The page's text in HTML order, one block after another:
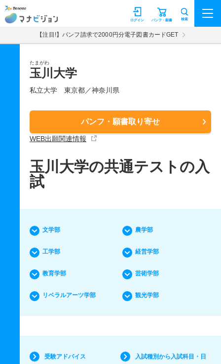
マナビジョン パンフ・願書
ログイン 検索
【注目!】パンフ請求で2000円分電子図書カードGET
たまがわ
玉川大学
私立大学 東京都／神奈川県
パンフ・願書取り寄せ
WEB出願関連情報
玉川大学の共通テストの入
試
文学部 農学部
工学部 経営学部
教育学部 芸術学部
リベラルアーツ学部 観光学部
受験アドバイス
入試種別から入試科目・日